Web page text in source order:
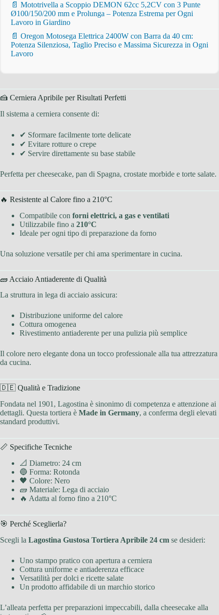
📄 Mototrivella a Scoppio DEMON 62cc 5,2CV con 3 Punte
Ø100/150/200 mm e Prolunga – Potenza Estrema per Ogni
Lavoro in Giardino
📄 Oregon Motosega Elettrica 2400W con Barra da 40 cm:
Potenza Silenziosa, Taglio Preciso e Massima Sicurezza in Ogni
Lavoro
🍰 Cerniera Apribile per Risultati Perfetti
Il sistema a cerniera consente di:
✔ Sformare facilmente torte delicate
✔ Evitare rotture o crepe
✔ Servire direttamente su base stabile
Perfetta per cheesecake, pan di Spagna, crostate morbide e torte salate.
🔥 Resistente al Calore fino a 210°C
Compatibile con forni elettrici, a gas e ventilati
Utilizzabile fino a 210°C
Ideale per ogni tipo di preparazione da forno
Una soluzione versatile per chi ama sperimentare in cucina.
🧱 Acciaio Antiaderente di Qualità
La struttura in lega di acciaio assicura:
Distribuzione uniforme del calore
Cottura omogenea
Rivestimento antiaderente per una pulizia più semplice
Il colore nero elegante dona un tocco professionale alla tua attrezzatura
da cucina.
🇩🇪 Qualità e Tradizione
Fondata nel 1901, Lagostina è sinonimo di competenza e attenzione ai
dettagli. Questa tortiera è Made in Germany, a conferma degli elevati
standard produttivi.
📏 Specifiche Tecniche
📐 Diametro: 24 cm
🔵 Forma: Rotonda
🖤 Colore: Nero
🧱 Materiale: Lega di acciaio
🔥 Adatta al forno fino a 210°C
🎯 Perché Sceglierla?
Scegli la Lagostina Gustosa Tortiera Apribile 24 cm se desideri:
Uno stampo pratico con apertura a cerniera
Cottura uniforme e antiaderenza efficace
Versatilità per dolci e ricette salate
Un prodotto affidabile di un marchio storico
L’alleata perfetta per preparazioni impeccabili, dalla cheesecake alla